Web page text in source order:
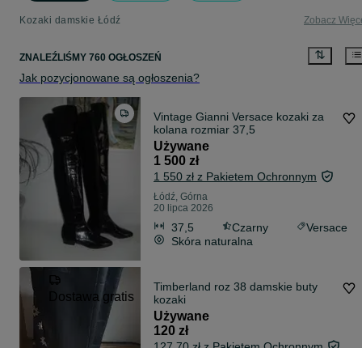
Kozaki damskie Łódź Zobacz
ZNALEŹLIŚMY 760 OGŁOSZEŃ
Jak pozycjonowane są ogłoszenia?
Vintage Gianni Versace kozaki za
kolana rozmiar 37,5
Używane
1 500 zł
1 550 zł z Pakietem Ochronnym
Łódź, Górna
20 lipca 2026
37,5 Czarny
Versace
Skóra naturalna
Dostawa gratis
Timberland roz 38 damskie buty
kozaki
Używane
120 zł